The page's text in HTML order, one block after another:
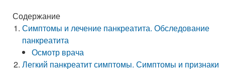
Содержание
Симптомы и лечение панкреатита. Обследование
панкреатита
Осмотр врача
Легкий панкреатит симптомы. Симптомы и признаки